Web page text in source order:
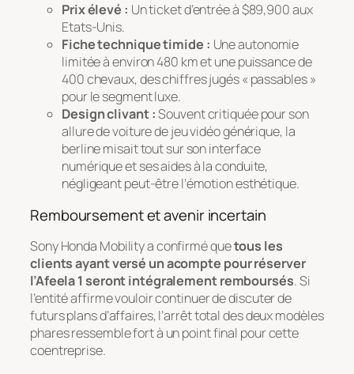
Prix élevé : Un ticket d’entrée à $89,900 aux
Etats-Unis.
Fiche technique timide : Une autonomie
limitée à environ 480 km et une puissance de
400 chevaux, des chiffres jugés « passables »
pour le segment luxe.
Design clivant :Souvent critiquée pour son
allure de voiture de jeu vidéo générique, la
berline misait tout sur son interface
numérique et ses aides à la conduite,
négligeant peut-être l’émotion esthétique.
Remboursement et avenir incertain
Sony Honda Mobility a confirmé quetous les
clients ayant versé un acompte pour réserver
l’Afeela 1 seront intégralement remboursés. Si
l’entité affirme vouloir continuer de discuter de
futurs plans d’affaires, l’arrêt total des deux modèles
phares ressemble fort à un point final pour cette
coentreprise.